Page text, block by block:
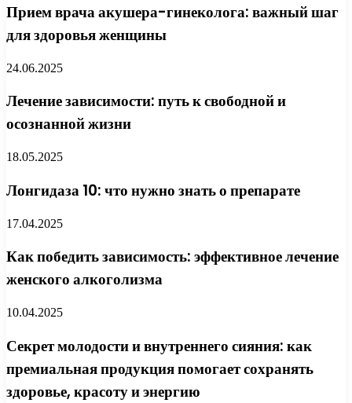
Прием врача акушера-гинеколога: важный шаг
для здоровья женщины
24.06.2025
Лечение зависимости: путь к свободной и
осознанной жизни
18.05.2025
Лонгидаза 10: что нужно знать о препарате
17.04.2025
Как победить зависимость: эффективное лечение
женского алкоголизма
10.04.2025
Секрет молодости и внутреннего сияния: как
премиальная продукция помогает сохранять
здоровье, красоту и энергию